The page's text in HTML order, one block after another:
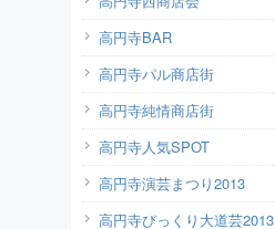
高円寺BAR
高円寺パル商店街
高円寺純情商店街
高円寺人気SPOT
高円寺演芸まつり2013
高円寺びっくり大道芸2013